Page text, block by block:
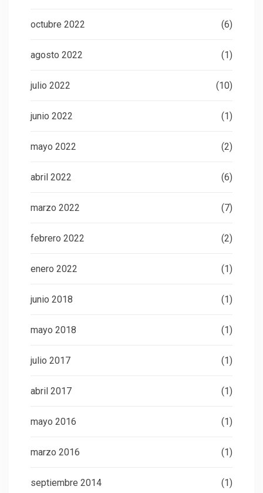
octubre 2022 (6)
agosto 2022 (1)
julio 2022 (10)
junio 2022 (1)
mayo 2022 (2)
abril 2022 (6)
marzo 2022 (7)
febrero 2022 (2)
enero 2022 (1)
junio 2018 (1)
mayo 2018 (1)
julio 2017 (1)
abril 2017 (1)
mayo 2016 (1)
marzo 2016 (1)
septiembre 2014 (1)